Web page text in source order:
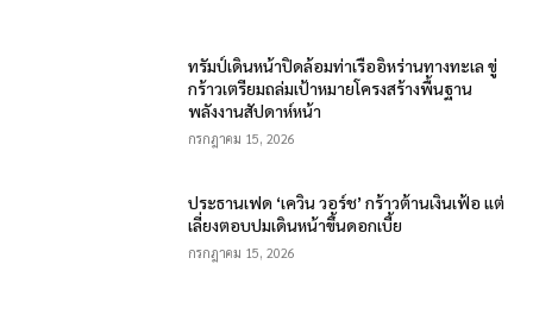
ทรัมป์เดินหน้าปิดล้อมท่าเรืออิหร่านทางทะเล ขู่
กร้าวเตรียมถล่มเป้าหมายโครงสร้างพื้นฐาน
พลังงานสัปดาห์หน้า
กรกฎาคม 15, 2026
ประธานเฟด ‘เควิน วอร์ช’ กร้าวต้านเงินเฟ้อ แต่
เลี่ยงตอบปมเดินหน้าขึ้นดอกเบี้ย
กรกฎาคม 15, 2026